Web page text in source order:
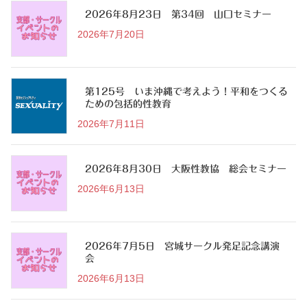
2026年8月23日 第34回 山口セミナー
2026年7月20日
第125号 いま沖縄で考えよう！平和をつくる
ための包括的性教育
2026年7月11日
2026年8月30日 大阪性教協 総会セミナー
2026年6月13日
2026年7月5日 宮城サークル発足記念講演
会
2026年6月13日